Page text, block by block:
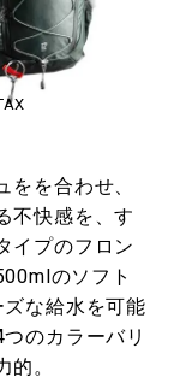
をを合わせ、
不快感を、す
イプのフロン
のソフト
な給水を可能
のカラーバリ
。